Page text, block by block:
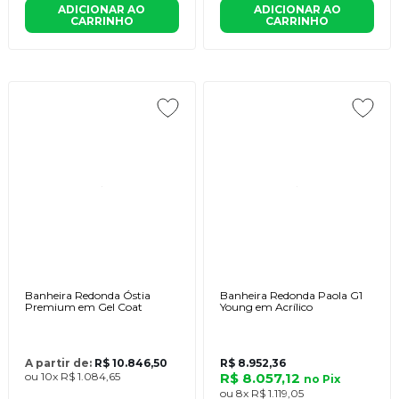
ADICIONAR AO
CARRINHO
ADICIONAR AO
CARRINHO
Banheira Redonda Óstia
Premium em Gel Coat
A partir de: R$ 10.846,50
ou 10x R$ 1.084,65
Banheira Redonda Paola G1
Young em Acrílico
R$ 8.952,36
R$ 8.057,12 no Pix
ou 8x R$ 1.119,05